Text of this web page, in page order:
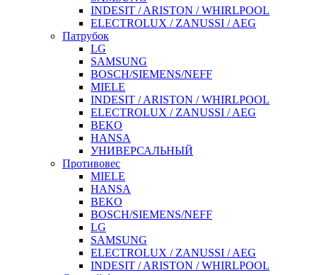
INDESIT / ARISTON / WHIRLPOOL
ELECTROLUX / ZANUSSI / AEG
Патрубок
LG
SAMSUNG
BOSCH/SIEMENS/NEFF
MIELE
INDESIT / ARISTON / WHIRLPOOL
ELECTROLUX / ZANUSSI / AEG
BEKO
HANSA
УНИВЕРСАЛЬНЫЙ
Противовес
MIELE
HANSA
BEKO
BOSCH/SIEMENS/NEFF
LG
SAMSUNG
ELECTROLUX / ZANUSSI / AEG
INDESIT / ARISTON / WHIRLPOOL